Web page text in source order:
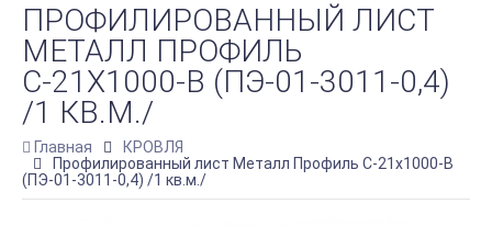
ПРОФИЛИРОВАННЫЙ ЛИСТ
МЕТАЛЛ ПРОФИЛЬ
С-21Х1000-B (ПЭ-01-3011-0,4)
/1 КВ.М./
Главная
КРОВЛЯ
Профилированный лист Металл Профиль С-21х1000-B
(ПЭ-01-3011-0,4) /1 кв.м./